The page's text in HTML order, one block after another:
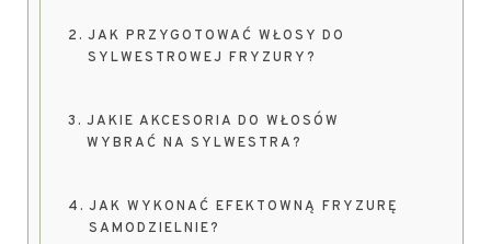
JAK PRZYGOTOWAĆ WŁOSY DO
SYLWESTROWEJ FRYZURY?
JAKIE AKCESORIA DO WŁOSÓW
WYBRAĆ NA SYLWESTRA?
JAK WYKONAĆ EFEKTOWNĄ FRYZURĘ
SAMODZIELNIE?